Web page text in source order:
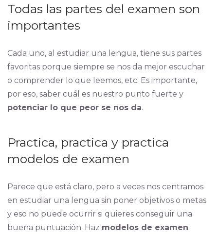
Todas las partes del examen son
importantes
Cada uno, al estudiar una lengua, tiene sus partes
favoritas porque siempre se nos da mejor escuchar
o comprender lo que leemos, etc. Es importante,
por eso, saber cuál es nuestro punto fuerte y
potenciar lo que peor se nos da.
Practica, practica y practica
modelos de examen
Parece que está claro, pero a veces nos centramos
en estudiar una lengua sin poner objetivos o metas
y eso no puede ocurrir si quieres conseguir una
buena puntuación. Haz modelos de examen